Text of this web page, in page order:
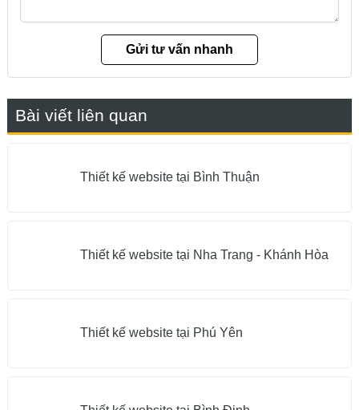
Bài viết liên quan
Thiết kế website tại Bình Thuận
Thiết kế website tại Nha Trang - Khánh Hòa
Thiết kế website tại Phú Yên